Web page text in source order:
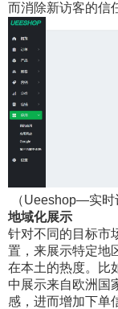
而消除新访客的信
（Ueeshop—实时
地域化展示
针对不同的目标市
置，来展示特定地
在本土的热度。比
中展示来自欧洲国
感，进而增加下单